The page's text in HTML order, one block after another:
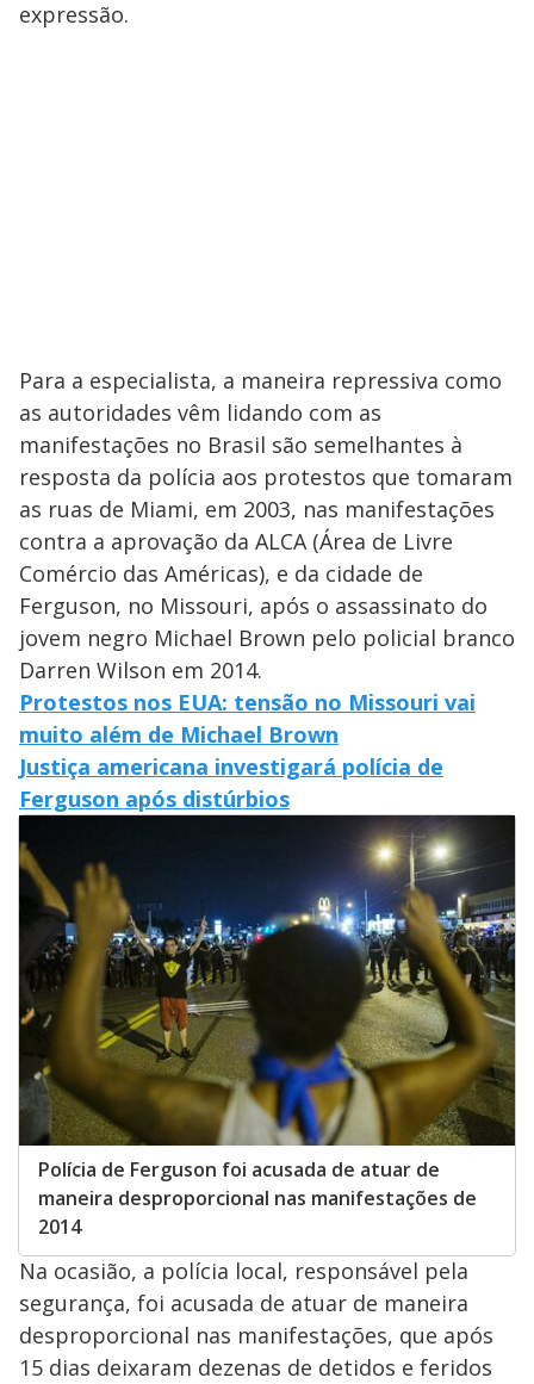
expressão.
Para a especialista, a maneira repressiva como
as autoridades vêm lidando com as
manifestações no Brasil são semelhantes à
resposta da polícia aos protestos que tomaram
as ruas de Miami, em 2003, nas manifestações
contra a aprovação da ALCA (Área de Livre
Comércio das Américas), e da cidade de
Ferguson, no Missouri, após o assassinato do
jovem negro Michael Brown pelo policial branco
Darren Wilson em 2014.
Protestos nos EUA: tensão no Missouri vai
muito além de Michael Brown
Justiça americana investigará polícia de
Ferguson após distúrbios
Polícia de Ferguson foi acusada de atuar de
maneira desproporcional nas manifestações de
2014
Na ocasião, a polícia local, responsável pela
segurança, foi acusada de atuar de maneira
desproporcional nas manifestações, que após
15 dias deixaram dezenas de detidos e feridos